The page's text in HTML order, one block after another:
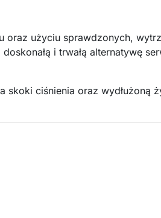
oraz użyciu sprawdzonych,
i trwałą alternatywę
skoki ciśnienia oraz wydłużoną